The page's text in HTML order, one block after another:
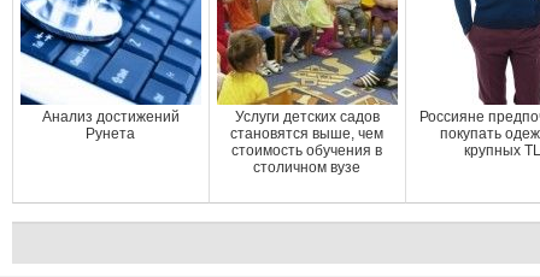
Анализ достижений
Рунета
Услуги детских садов
становятся выше, чем
стоимость обучения в
столичном вузе
Россияне
покупать
крупных